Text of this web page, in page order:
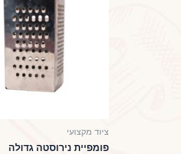
ציוד מקצועי
פומפיית נירוסטה גדולה